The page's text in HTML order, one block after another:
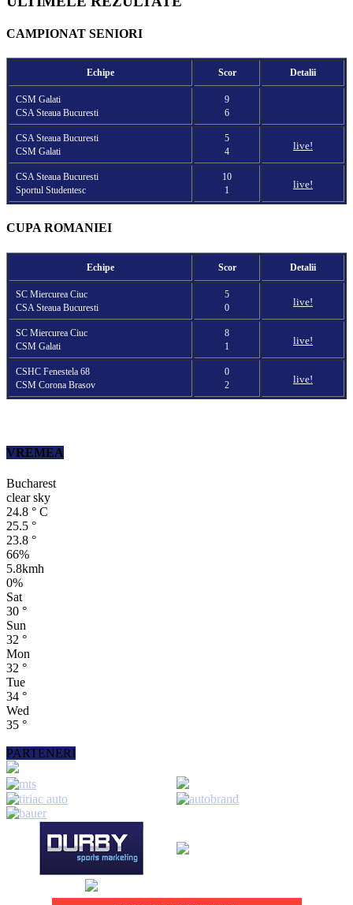
CAMPIONAT SENIORI
Echipe Scor Detalii
CSM Galati
CSA Steaua Bucuresti
9
6
CSA Steaua Bucuresti
CSM Galati
5
4
live!
CSA Steaua Bucuresti
Sportul Studentesc
10
1
live!
CUPA ROMANIEI
Echipe Scor Detalii
SC Miercurea Ciuc
CSA Steaua Bucuresti
5
0
live!
SC Miercurea Ciuc
CSM Galati
8
1
live!
CSHC Fenestela 68
CSM Corona Brasov
0
2
live!
VREMEA
Bucharest
clear sky
24.8 ° C
25.5 °
23.8 °
66%
5.8kmh
0%
Sat
30 °
Sun
32 °
Mon
32 °
Tue
34 °
Wed
35 °
PARTENERI